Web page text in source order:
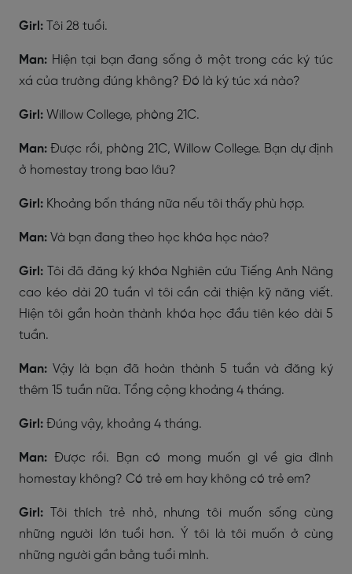
Girl: Tôi 28 tuổi.
Man: Hiện tại bạn đang sống ở một trong các ký túc
xá của trường đúng không? Đó là ký túc xá nào?
Girl: Willow College, phòng 21C.
Man: Được rồi, phòng 21C, Willow College. Bạn dự định
ở homestay trong bao lâu?
Girl: Khoảng bốn tháng nữa nếu tôi thấy phù hợp.
Man: Và bạn đang theo học khóa học nào?
Girl: Tôi đã đăng ký khóa Nghiên cứu Tiếng Anh Nâng
cao kéo dài 20 tuần vì tôi cần cải thiện kỹ năng viết.
Hiện tôi gần hoàn thành khóa học đầu tiên kéo dài 5
tuần.
Man: Vậy là bạn đã hoàn thành 5 tuần và đăng ký
thêm 15 tuần nữa. Tổng cộng khoảng 4 tháng.
Girl: Đúng vậy, khoảng 4 tháng.
Man: Được rồi. Bạn có mong muốn gì về gia đình
homestay không? Có trẻ em hay không có trẻ em?
Girl: Tôi thích trẻ nhỏ, nhưng tôi muốn sống cùng
những người lớn tuổi hơn. Ý tôi là tôi muốn ở cùng
những người gần bằng tuổi mình.